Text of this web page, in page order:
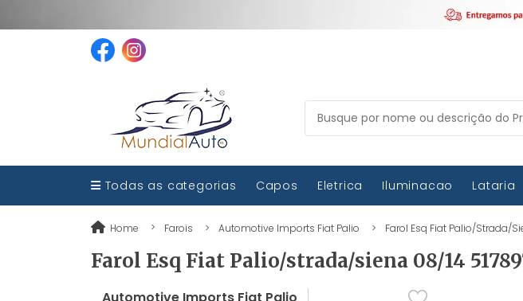
Todas as categorias Capos Eletrica Iluminacao Lataria
Home Farois Automotive Imports Fiat Palio Farol Esq Fiat Palio/strada/
Farol Esq Fiat Palio/strada/siena 08/14